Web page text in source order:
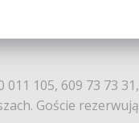
011 105, 609 73 73
Goście